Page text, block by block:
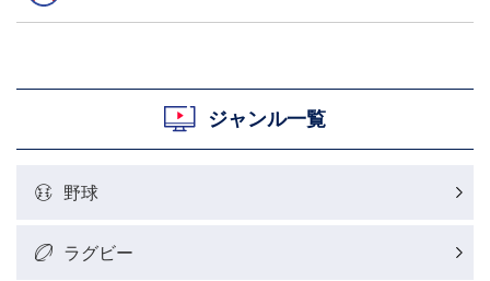
ジャンル一覧
野球
ラグビー